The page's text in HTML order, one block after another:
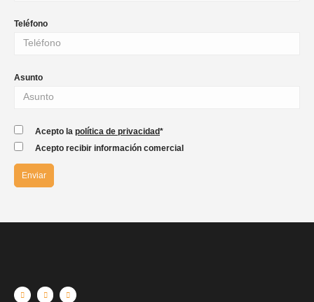
Teléfono
Asunto
Acepto la política de privacidad*
Acepto recibir información comercial